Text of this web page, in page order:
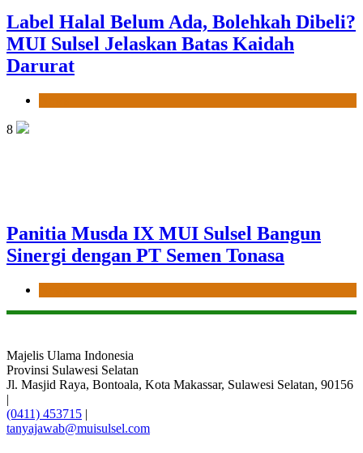
Label Halal Belum Ada, Bolehkah Dibeli?
MUI Sulsel Jelaskan Batas Kaidah
Darurat
8
Panitia Musda IX MUI Sulsel Bangun
Sinergi dengan PT Semen Tonasa
Majelis Ulama Indonesia
Provinsi Sulawesi Selatan
Jl. Masjid Raya, Bontoala, Kota Makassar, Sulawesi Selatan, 90156
|
(0411) 453715 |
tanyajawab@muisulsel.com